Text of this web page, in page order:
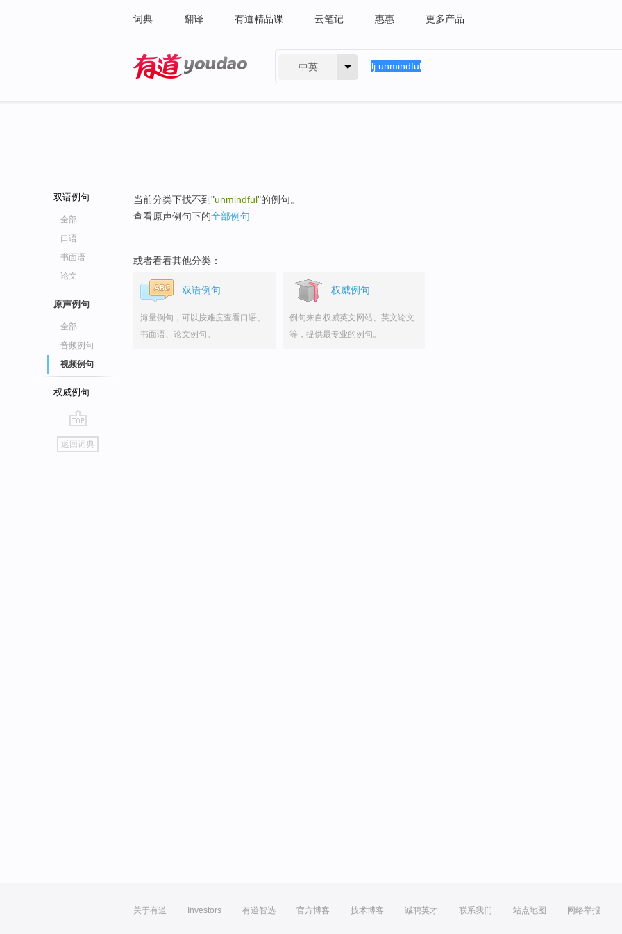
词典 翻译 有道精品课 云笔记 惠惠 更多产品
中英
双语例句
全部
口语
书面语
论文
原声例句
全部
音频例句
视频例句
权威例句
go
top
返回词典
当前分类下找不到"unmindful"的例句。
查看原声例句下的全部例句
或者看看其他分类：
双语例句
海量例句，可以按难度查看口语、
书面语、论文例句。
权威例句
例句来自权威英文网站、英文论文
等，提供最专业的例句。
关于有道 Investors 有道智选 官方博客 技术博客 诚聘英才 联系我们 站点地图 网络举报